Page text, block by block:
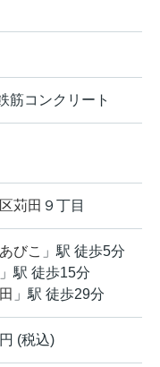
筋コンクリート
苅田 ９丁目
あびこ 」駅 徒歩5分
」駅 徒歩15分
」駅 徒歩29分
(税込)